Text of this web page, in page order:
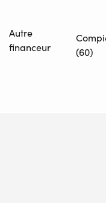
Autre
financeur
(60)